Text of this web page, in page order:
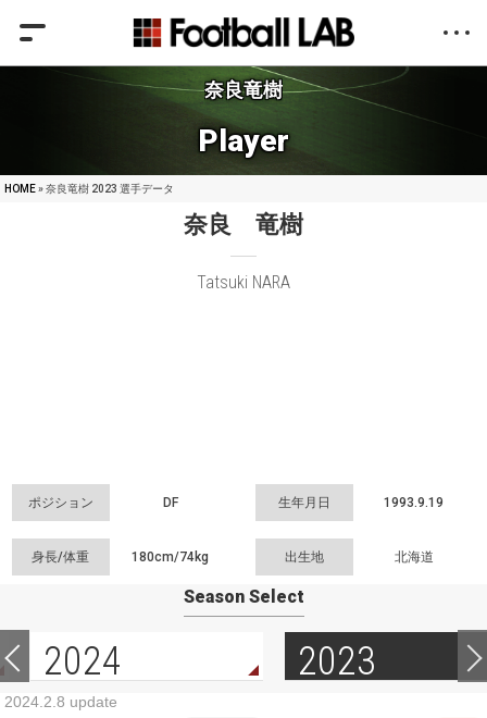
奈良竜樹
Player
HOME» 奈良竜樹 2023 選手データ
奈良 竜樹
Tatsuki NARA
ポジション DF 生年月日 1993.9.19
身長/体重 180cm/74kg 出生地 北海道
Season Select
2024 2023
2024.2.8 update